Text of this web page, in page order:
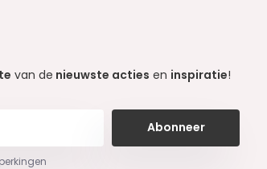
van de nieuwste acties en inspiratie!
Abonneer